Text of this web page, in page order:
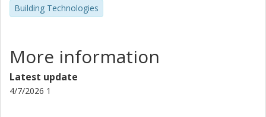
Building Technologies
More information
Latest update
4/7/2026 1